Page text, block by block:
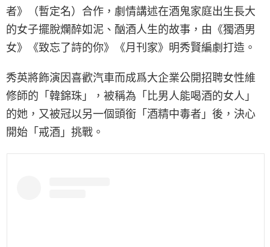
者》（暫定名）合作，劇情講述在酒鬼家庭出生長大
的女子擺脫爛醉如泥、酗酒人生的故事，由《獨酒男
女》《致忘了詩的你》《月刊家》明秀賢編劇打造。
秀英將飾演因喜歡汽車而成爲大企業公開招聘女性維
修師的「韓錦珠」，被稱為「比男人能喝酒的女人」
的她，又被冠以另一個頭銜「酒精中毒者」後，決心
開始「戒酒」挑戰。